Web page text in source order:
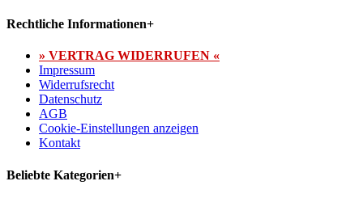
Rechtliche Informationen+
» VERTRAG WIDERRUFEN «
Impressum
Widerrufsrecht
Datenschutz
AGB
Cookie-Einstellungen anzeigen
Kontakt
Beliebte Kategorien+